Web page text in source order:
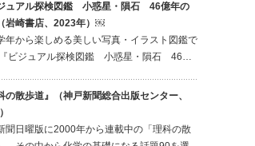
ジュアル探検図鑑 小惑星・隕石 46億年の
岩崎書店、2023年）￼
年から楽しめる美しい写真・イラスト図鑑で
ビジュアル探検図鑑 小惑星・隕石 46…
の散歩道』（神戸新聞総合出版センター、
聞日曜版に2000年から連載中の「理科の散